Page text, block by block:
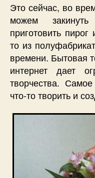
Это сейчас, во
можем
приготовить
то из
времени. Бытовая
интернет дает
творчества.
что-то творить и